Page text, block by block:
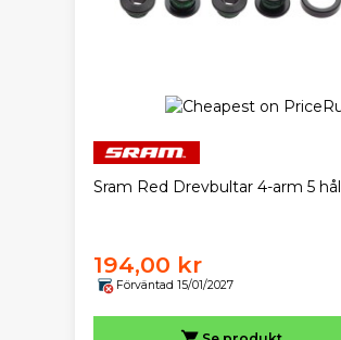
Sram Red Drevbultar 4-arm 5 hål
194,00 kr
Förväntad 15/01/2027